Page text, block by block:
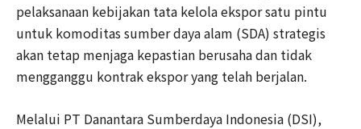
pelaksanaan kebijakan tata kelola ekspor satu pintu
untuk komoditas sumber daya alam (SDA) strategis
akan tetap menjaga kepastian berusaha dan tidak
mengganggu kontrak ekspor yang telah berjalan.
Melalui PT Danantara Sumberdaya Indonesia (DSI),